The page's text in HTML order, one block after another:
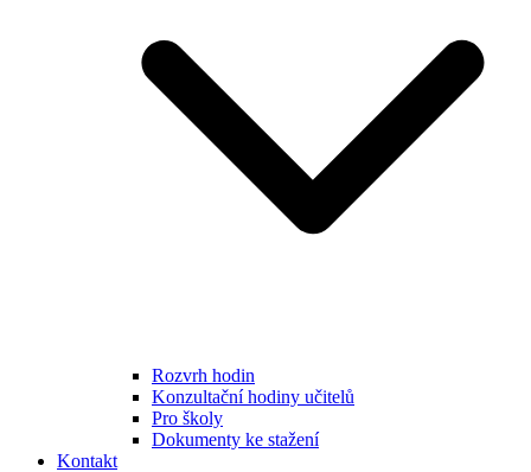
Rozvrh hodin
Konzultační hodiny učitelů
Pro školy
Dokumenty ke stažení
Kontakt